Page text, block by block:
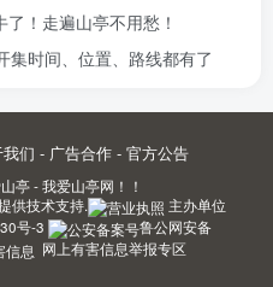
！走遍山亭不用愁！
集时间、位置、路线都有了
们 - 广告合作 - 官方公告
亭 - 我爱山亭网！！
供技术支持.
主办单位
号-3
鲁公网安备
网上有害信息举报专区